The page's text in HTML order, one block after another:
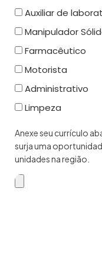
Auxiliar de
Manipulador
Farmacêutico
Motorista
Administrativo
Limpeza
Anexe seu currículo
surja uma
unidades na região.